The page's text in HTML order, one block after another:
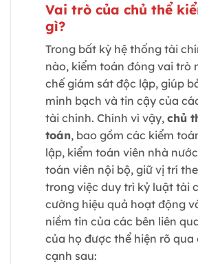
Vai trò của chủ thể
gì?
Trong bất kỳ hệ thống tài
nào, kiểm toán đóng vai trò
chế giám sát độc lập, giúp
minh bạch và tin cậy của
tài chính. Chính vì vậy, chủ
toán, bao gồm các kiểm
lập, kiểm toán viên nhà
toán viên nội bộ, giữ vị trí
trong việc duy trì kỷ luật tài
cường hiệu quả hoạt động
niềm tin của các bên liên
của họ được thể hiện rõ qua
cạnh sau: